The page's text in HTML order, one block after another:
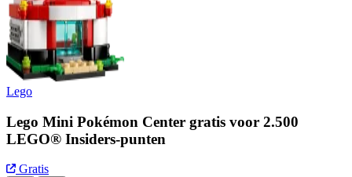
Lego
Lego Mini Pokémon Center gratis voor 2.500
LEGO® Insiders-punten
Gratis